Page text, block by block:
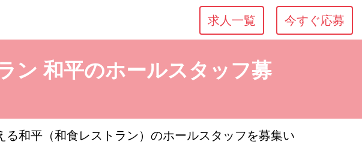
今すぐ応募
求人一覧
ン 和平のホールスタッフ募
和平（和食レストラン）のホールスタッフを募集い